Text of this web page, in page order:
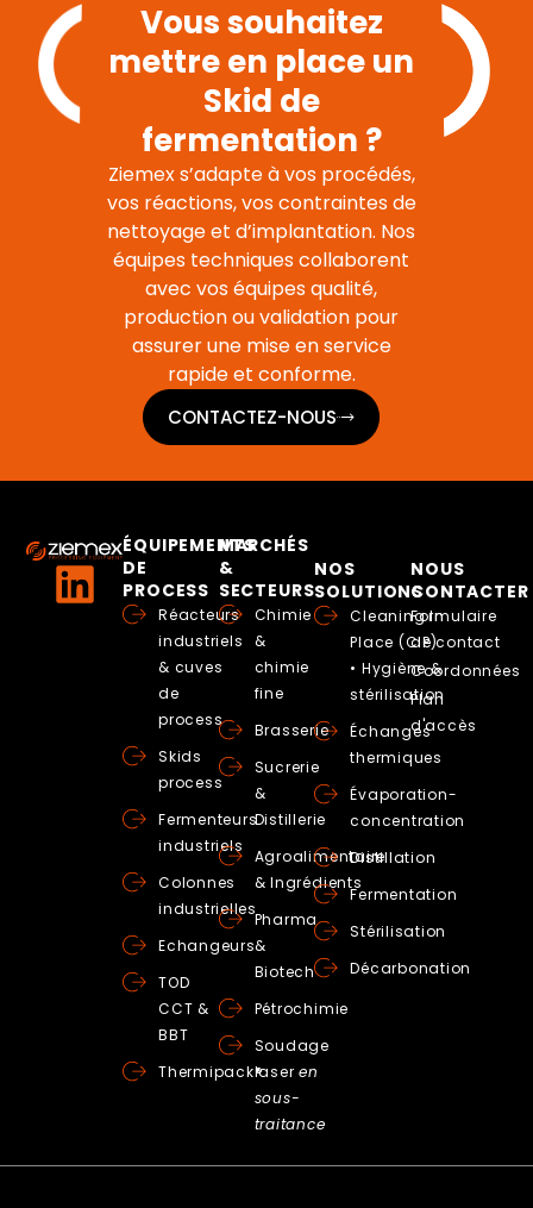
Vous souhaitez
mettre en place un
Skid de
fermentation ?
Ziemex s’adapte à vos procédés,
vos réactions, vos contraintes de
nettoyage et d’implantation. Nos
équipes techniques collaborent
avec vos équipes qualité,
production ou validation pour
assurer une mise en service
rapide et conforme.
CONTACTEZ-NOUS
ÉQUIPEMENTS
DE
PROCESS
Réacteurs
industriels
& cuves
de
process
Skids
process
Fermenteurs
industriels
Colonnes
industrielles
Echangeurs
TOD
CCT &
BBT
Thermipack®
MARCHÉS
&
SECTEURS
Chimie
&
chimie
fine
Brasserie
Sucrerie
&
Distillerie
Agroalimentaire
& Ingrédients
Pharma
&
Biotech
Pétrochimie
Soudage
laseren
sous-
traitance
NOS
SOLUTIONS
Cleaning In
Place (CIP)
• Hygiène &
stérilisation
Échanges
thermiques
Évaporation-
concentration
Distillation
Fermentation
Stérilisation
Décarbonation
NOUS
CONTACTER
Formulaire
de contact
Coordonnées
Plan
d'accès